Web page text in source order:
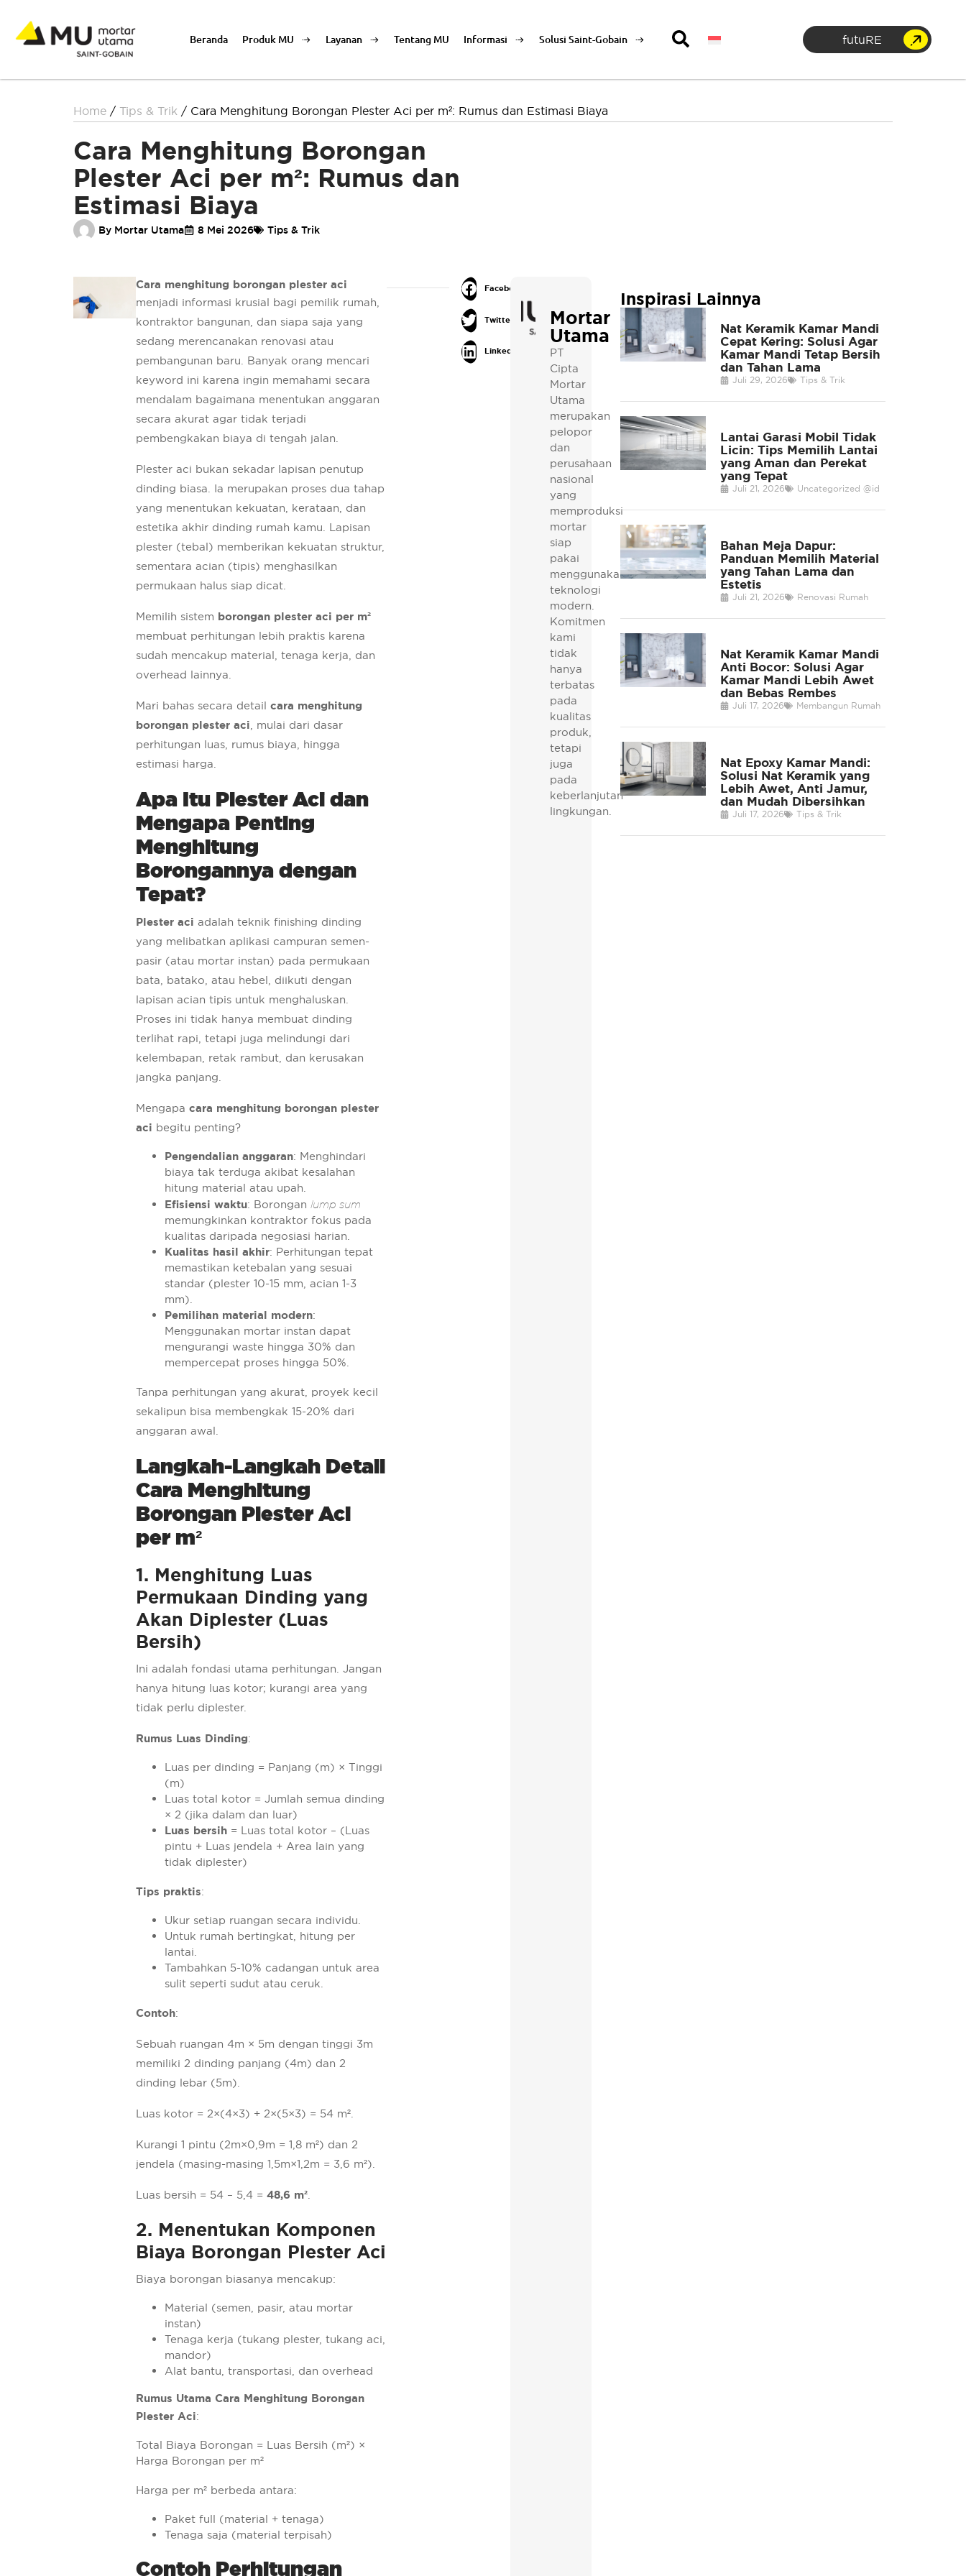
Beranda Produk MU Layanan Tentang MU Informasi Solusi Saint-Gobain futuRE
Home / Tips & Trik / Cara Menghitung Borongan Plester Aci per m²: Rumus dan Estimasi Biaya
Cara Menghitung Borongan
Plester Aci per m²: Rumus dan
Estimasi Biaya
By Mortar Utama 8 Mei 2026 Tips & Trik
Cara menghitung borongan plester aci
menjadi informasi krusial bagi pemilik rumah,
kontraktor bangunan, dan siapa saja yang
sedang merencanakan renovasi atau
pembangunan baru. Banyak orang mencari
keyword ini karena ingin memahami secara
mendalam bagaimana menentukan anggaran
secara akurat agar tidak terjadi
pembengkakan biaya di tengah jalan.
Plester aci bukan sekadar lapisan penutup
dinding biasa. Ia merupakan proses dua tahap
yang menentukan kekuatan, kerataan, dan
estetika akhir dinding rumah kamu. Lapisan
plester (tebal) memberikan kekuatan struktur,
sementara acian (tipis) menghasilkan
permukaan halus siap dicat.
Memilih sistem borongan plester aci per m²
membuat perhitungan lebih praktis karena
sudah mencakup material, tenaga kerja, dan
overhead lainnya.
Mari bahas secara detailcara menghitung
borongan plester aci, mulai dari dasar
perhitungan luas, rumus biaya, hingga
estimasi harga.
Apa Itu Plester Aci dan
Mengapa Penting
Menghitung
Borongannya dengan
Tepat?
Plester aci adalah teknik finishing dinding
yang melibatkan aplikasi campuran semen-
pasir (atau mortar instan) pada permukaan
bata, batako, atau hebel, diikuti dengan
lapisan acian tipis untuk menghaluskan.
Proses ini tidak hanya membuat dinding
terlihat rapi, tetapi juga melindungi dari
kelembapan, retak rambut, dan kerusakan
jangka panjang.
Mengapacara menghitung borongan plester
aci begitu penting?
Pengendalian anggaran: Menghindari
biaya tak terduga akibat kesalahan
hitung material atau upah.
Efisiensi waktu: Boronganlump sum
memungkinkan kontraktor fokus pada
kualitas daripada negosiasi harian.
Kualitas hasil akhir: Perhitungan tepat
memastikan ketebalan yang sesuai
standar (plester 10-15 mm, acian 1-3
mm).
Pemilihan material modern:
Menggunakan mortar instan dapat
mengurangi waste hingga 30% dan
mempercepat proses hingga 50%.
Tanpa perhitungan yang akurat, proyek kecil
sekalipun bisa membengkak 15-20% dari
anggaran awal.
Langkah-Langkah Detail
Cara Menghitung
Borongan Plester Aci
per m²
1. Menghitung Luas
Permukaan Dinding yang
Akan Diplester (Luas
Bersih)
Ini adalah fondasi utama perhitungan. Jangan
hanya hitung luas kotor; kurangi area yang
tidak perlu diplester.
Rumus Luas Dinding:
Luas per dinding = Panjang (m) × Tinggi
(m)
Luas total kotor = Jumlah semua dinding
× 2 (jika dalam dan luar)
Luas bersih = Luas total kotor – (Luas
pintu + Luas jendela + Area lain yang
tidak diplester)
Tips praktis:
Ukur setiap ruangan secara individu.
Untuk rumah bertingkat, hitung per
lantai.
Tambahkan 5-10% cadangan untuk area
sulit seperti sudut atau ceruk.
Contoh:
Sebuah ruangan 4m × 5m dengan tinggi 3m
memiliki 2 dinding panjang (4m) dan 2
dinding lebar (5m).
Luas kotor = 2×(4×3) + 2×(5×3) = 54 m².
Kurangi 1 pintu (2m×0,9m = 1,8 m²) dan 2
jendela (masing-masing 1,5m×1,2m = 3,6 m²).
Luas bersih = 54 – 5,4 =48,6 m².
2. Menentukan Komponen
Biaya Borongan Plester Aci
Biaya borongan biasanya mencakup:
Material (semen, pasir, atau mortar
instan)
Tenaga kerja (tukang plester, tukang aci,
mandor)
Alat bantu, transportasi, dan overhead
Rumus Utama Cara Menghitung Borongan
Plester Aci:
Total Biaya Borongan = Luas Bersih (m²) ×
Harga Borongan per m²
Harga per m² berbeda antara:
Paket full (material + tenaga)
Tenaga saja (material terpisah)
Contoh Perhitungan
Facebook
Twitter
LinkedIn
Mortar
Utama
PT
Cipta
Mortar
Utama
merupakan
pelopor
dan
perusahaan
nasional
yang
memproduksi
mortar
siap
pakai
menggunakan
teknologi
modern.
Komitmen
kami
tidak
hanya
terbatas
pada
kualitas
produk,
tetapi
juga
pada
keberlanjutan
lingkungan.
Inspirasi Lainnya
Nat Keramik Kamar Mandi
Cepat Kering: Solusi Agar
Kamar Mandi Tetap Bersih
dan Tahan Lama
Juli 29, 2026 Tips & Trik
Lantai Garasi Mobil Tidak
Licin: Tips Memilih Lantai
yang Aman dan Perekat
yang Tepat
Juli 21, 2026 Uncategorized @id
Bahan Meja Dapur:
Panduan Memilih Material
yang Tahan Lama dan
Estetis
Juli 21, 2026 Renovasi Rumah
Nat Keramik Kamar Mandi
Anti Bocor: Solusi Agar
Kamar Mandi Lebih Awet
dan Bebas Rembes
Juli 17, 2026 Membangun Rumah
Nat Epoxy Kamar Mandi:
Solusi Nat Keramik yang
Lebih Awet, Anti Jamur,
dan Mudah Dibersihkan
Juli 17, 2026 Tips & Trik